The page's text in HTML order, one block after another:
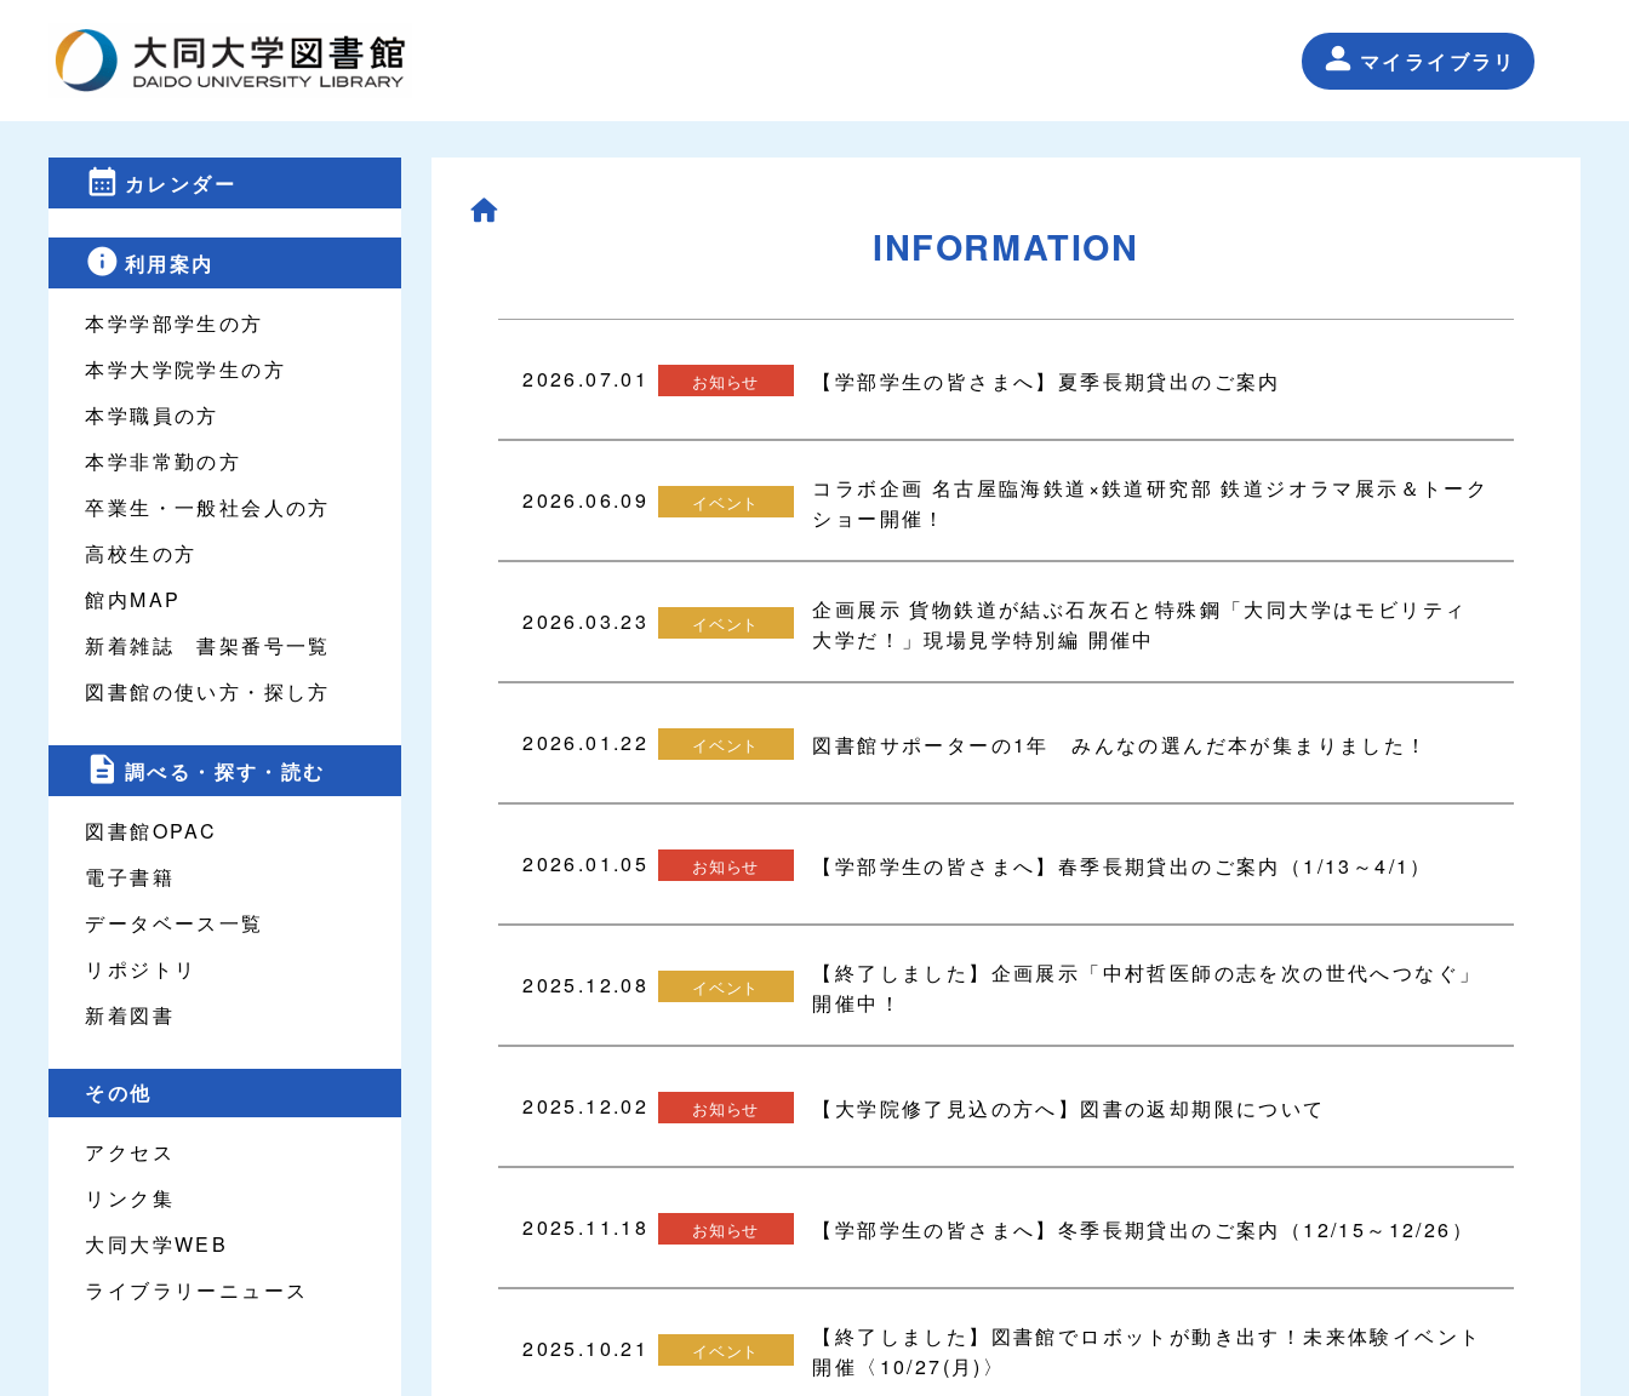
マイライブラリ
カレンダー
利用案内
本学学部学生の方
本学大学院学生の方
本学職員の方
本学非常勤の方
卒業生・一般社会人の方
高校生の方
館内MAP
新着雑誌 書架番号一覧
図書館の使い方・探し方
調べる・探す・読む
図書館OPAC
電子書籍
データベース一覧
リポジトリ
新着図書
その他
アクセス
リンク集
大同大学WEB
ライブラリーニュース
INFORMATION
2026.07.01 お知らせ 【学部学生の皆さまへ】夏季長期貸出のご案内
2026.06.09 イベント
コラボ企画 名古屋臨海鉄道×鉄道研究部 鉄道ジオラマ展示＆トーク
ショー開催！
2026.03.23 イベント
企画展示 貨物鉄道が結ぶ石灰石と特殊鋼「大同大学はモビリティ
大学だ！」現場見学特別編 開催中
2026.01.22 イベント 図書館サポーターの1年 みんなの選んだ本が集まりました！
2026.01.05 お知らせ 【学部学生の皆さまへ】春季長期貸出のご案内（1/13～4/1）
2025.12.08 イベント
【終了しました】企画展示「中村哲医師の志を次の世代へつなぐ」
開催中！
2025.12.02 お知らせ 【大学院修了見込の方へ】図書の返却期限について
2025.11.18 お知らせ 【学部学生の皆さまへ】冬季長期貸出のご案内（12/15～12/26）
2025.10.21 イベント
【終了しました】図書館でロボットが動き出す！未来体験イベント
開催〈10/27(月)〉